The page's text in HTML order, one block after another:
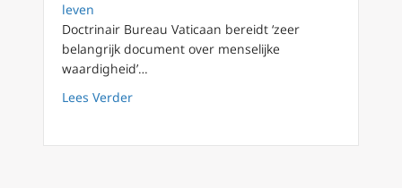
leven
Doctrinair Bureau Vaticaan bereidt ‘zeer
belangrijk document over menselijke
waardigheid’…
Lees Verderabout Kardinaal Fernández: Vaticaan